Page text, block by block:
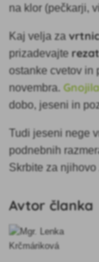
na klor (pečkarji,
Kaj velja za
prizadevajte
ostanke cvetov in
novembra.
dobo, jeseni in
Tudi jeseni nege
podnebnih
Skrbite za njihovo
Avtor članka